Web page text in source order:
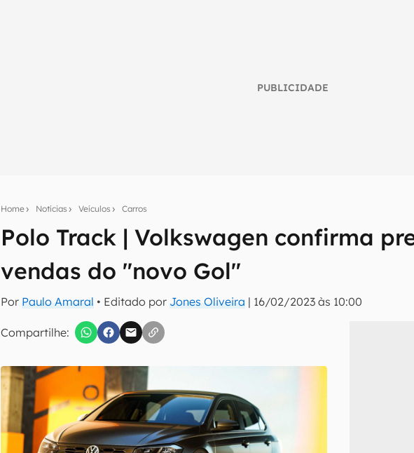
PUBLICIDADE
Home Notícias Veículos Carros
Polo Track | Volkswagen confirma
vendas do "novo Gol"
Por Paulo Amaral • Editado por Jones Oliveira | 16/02/2023 às 10:00
Compartilhe:
Seu resumo inteligente do mundo tech!
Assine a newsletter do Canaltech e receba notícias e reviews sobre
Confirmo que li, aceito e concordo com os Termos de Uso e Política de Privacidade do